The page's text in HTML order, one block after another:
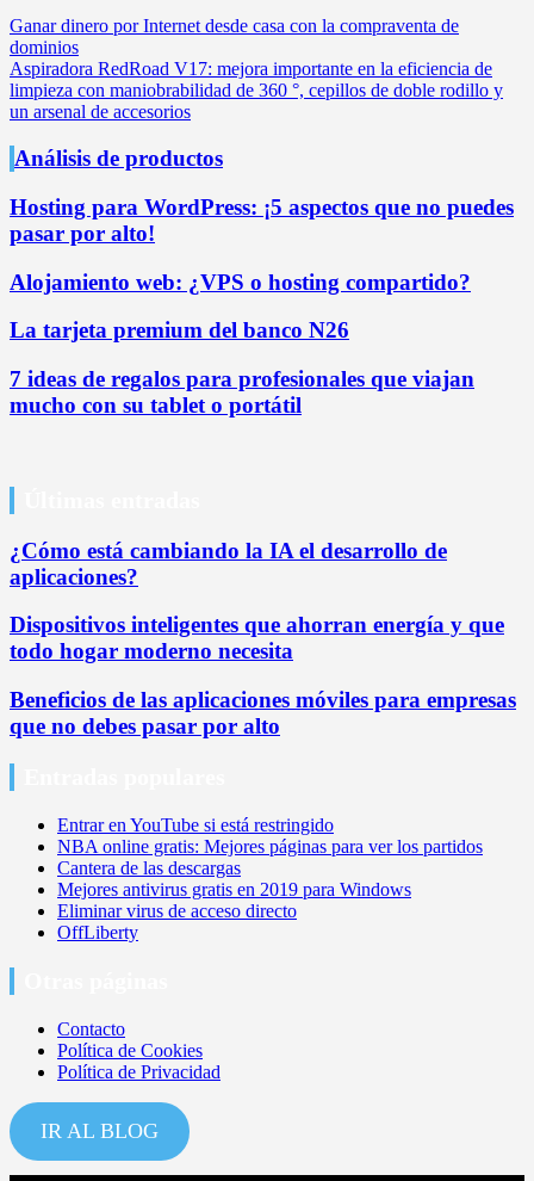
Navegación
de
entradas
Ganar dinero por Internet desde casa con la compraventa de
dominios
Aspiradora RedRoad V17: mejora importante en la eficiencia de
limpieza con maniobrabilidad de 360 °, cepillos de doble rodillo y
un arsenal de accesorios
Análisis de productos
Hosting para WordPress: ¡5 aspectos que no puedes
pasar por alto!
Alojamiento web: ¿VPS o hosting compartido?
La tarjeta premium del banco N26
7 ideas de regalos para profesionales que viajan
mucho con su tablet o portátil
¿Cómo está cambiando la IA el desarrollo de
aplicaciones?
Dispositivos inteligentes que ahorran energía y que
todo hogar moderno necesita
Beneficios de las aplicaciones móviles para empresas
que no debes pasar por alto
Entrar en YouTube si está restringido
NBA online gratis: Mejores páginas para ver los partidos
Cantera de las descargas
Mejores antivirus gratis en 2019 para Windows
Eliminar virus de acceso directo
OffLiberty
Contacto
Política de Cookies
Política de Privacidad
IR AL BLOG